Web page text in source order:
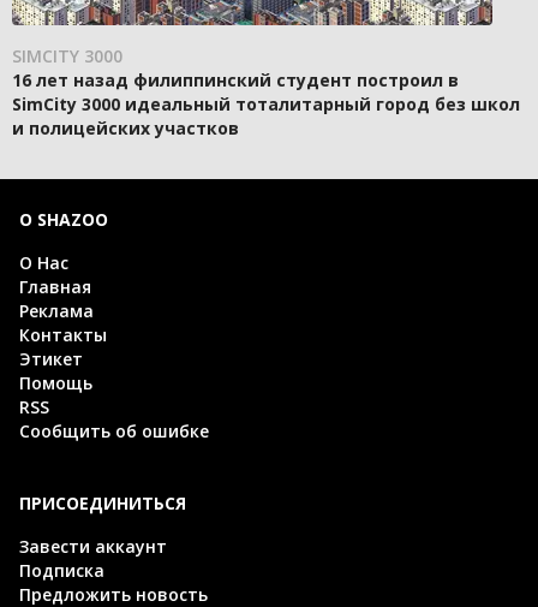
SIMCITY 3000
16 лет назад филиппинский студент построил в
SimCity 3000 идеальный тоталитарный город без школ
и полицейских участков
О SHAZOO
О Нас
Главная
Реклама
Контакты
Этикет
Помощь
RSS
Сообщить об ошибке
ПРИСОЕДИНИТЬСЯ
Завести аккаунт
Подписка
Предложить новость